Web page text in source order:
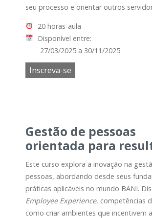
seu processo e orientar outros
20 horas-aula
Disponível entre:
27/03/2025 a 30/11/2025
Inscreva-se
Gestão de pessoas
orientada para
Este curso explora a inovação na
pessoas, abordando desde seus
práticas aplicáveis no mundo BANI.
Employee Experience, competências
como criar ambientes que incentivem